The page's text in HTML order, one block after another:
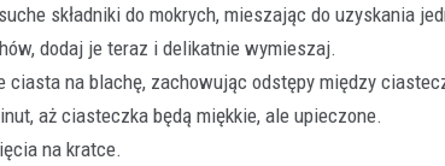
składniki do mokrych, mieszając do uzyskania
dodaj je teraz i delikatnie wymieszaj.
ciasta na blachę, zachowując odstępy między
aż ciasteczka będą miękkie, ale upieczone.
na kratce.